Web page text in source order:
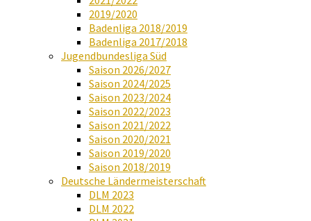
2019/2020
Badenliga 2018/2019
Badenliga 2017/2018
Jugendbundesliga Süd
Saison 2026/2027
Saison 2024/2025
Saison 2023/2024
Saison 2022/2023
Saison 2021/2022
Saison 2020/2021
Saison 2019/2020
Saison 2018/2019
Deutsche Ländermeisterschaft
DLM 2023
DLM 2022